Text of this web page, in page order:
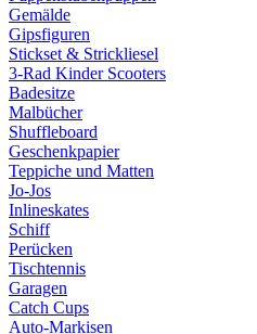
Gemälde
Gipsfiguren
Stickset & Strickliesel
3-Rad Kinder Scooters
Badesitze
Malbücher
Shuffleboard
Geschenkpapier
Teppiche und Matten
Jo-Jos
Inlineskates
Schiff
Perücken
Tischtennis
Garagen
Catch Cups
Auto-Markisen